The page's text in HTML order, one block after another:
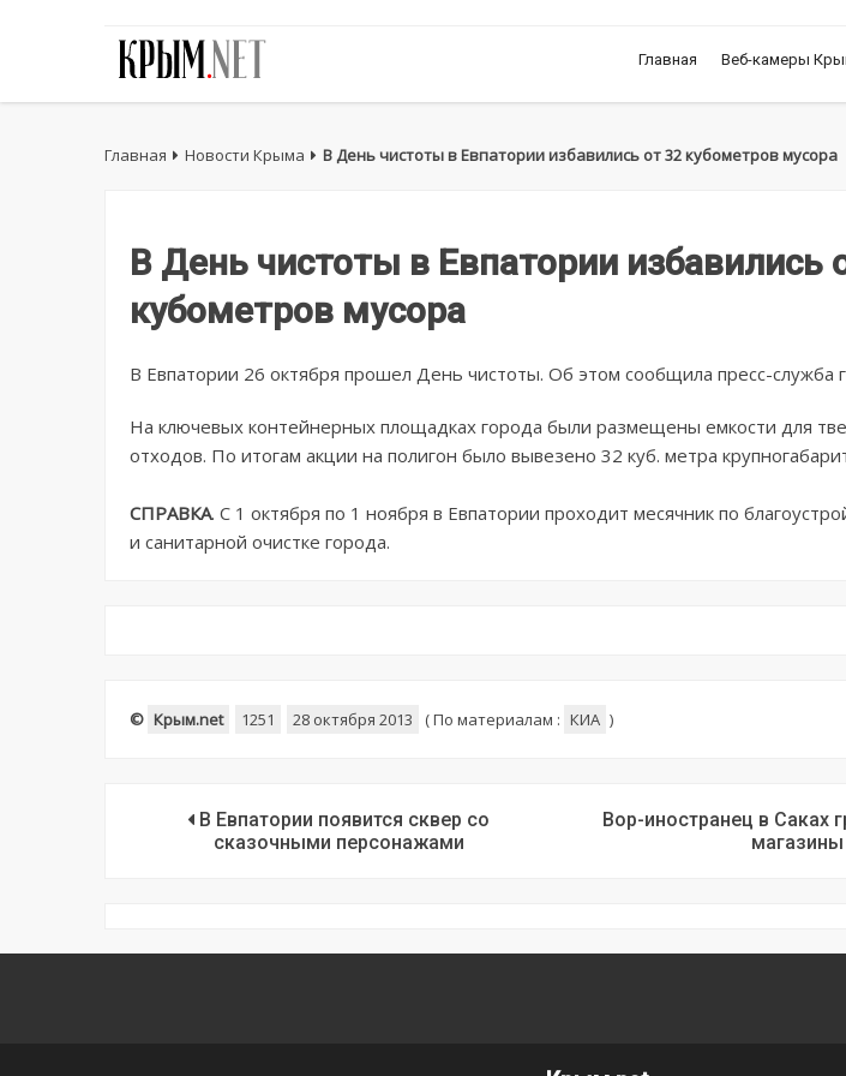
Главная Веб-камеры
Главная Новости Крыма В День чистоты в Евпатории избавились от 32 кубометров мусора
В День чистоты в Евпатории избавились
кубометров мусора
В Евпатории 26 октября прошел День чистоты. Об этом сообщила пресс-служба
На ключевых контейнерных площадках города были размещены емкости для
отходов. По итогам акции на полигон было вывезено 32 куб. метра
СПРАВКА. С 1 октября по 1 ноября в Евпатории проходит месячник по
и санитарной очистке города.
© Крым.net 1251 28 октября 2013 (По материалам : КИА )
В Евпатории появится сквер со
сказочными персонажами
Вор-иностранец в Саках
магазины